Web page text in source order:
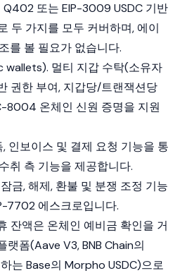
또는 EIP-3009 USDC 기반
두 가지를 모두 커버하며, 에이
를 볼 필요가 없습니다.
wallets). 멀티 지갑 수탁(소유자
권한 부여, 지갑당/트랜잭션당
8004 온체인 신원 증명을 지원
인보이스 및 결제 요청 기능을 통
취 측 기능을 제공합니다.
금, 해제, 환불 및 분쟁 조정 기능
7702 에스크로입니다.
잔액은 온체인 예비금 확인을 거
폼(Aave V3, BNB Chain의
는 Base의 Morpho USDC)으로